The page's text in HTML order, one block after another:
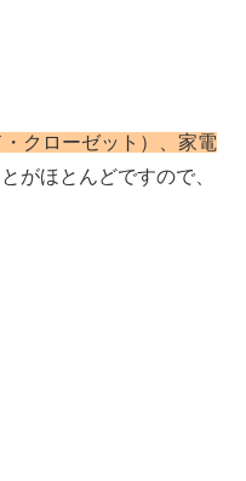
クローゼット）、家電
がほとんどですので、